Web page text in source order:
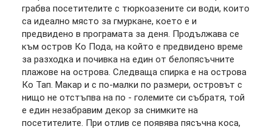
грабва посетителите с тюркоазените си води, които
са идеално място за гмуркане, което е и
предвидено в програмата за деня. Продължава се
към остров Ко Пода, на който е предвидено време
за разходка и почивка на един от белопясъчните
плажове на острова. Следваща спирка е на острова
Ко Тап. Макар и с по-малки по размери, островът с
нищо не отстъпва на по - големите си събратя, той
е един незабравим декор за снимките на
посетителите. При отлив се появява пясъчна коса,